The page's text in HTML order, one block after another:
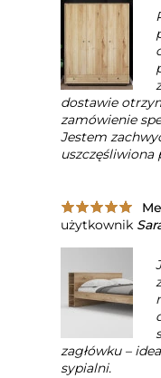
dostawie
zamówienie
Jestem
użytkownik
zagłówku –
sypialni.